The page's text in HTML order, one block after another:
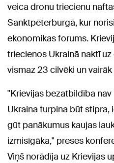
veica dronu triecienu
Sanktpēterburgā, kur
ekonomikas forums.
triecienos Ukrainā naktī
vismaz 23 cilvēki un
"Krievijas bezatbildība nav
Ukraina turpina būt stipra,
gūt panākumus kaujas
izmisīgāka," preses
Viņš norādīja uz Krievijas